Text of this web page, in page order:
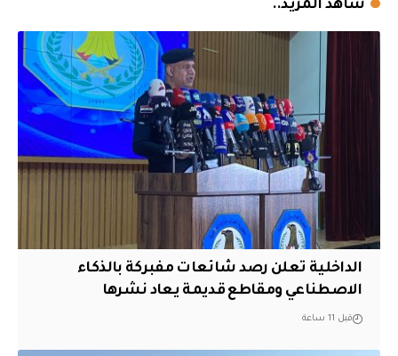
شاهد المزيد..
الداخلية تعلن رصد شائعات مفبركة بالذكاء
الاصطناعي ومقاطع قديمة يعاد نشرها
قبل 11 ساعة